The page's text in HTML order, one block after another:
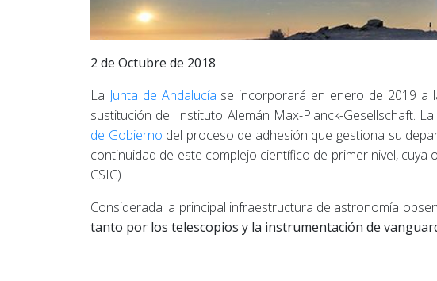
2 de Octubre de 2018
La Junta de Andalucía se incorporará en enero de 2019 a
sustitución del Instituto Alemán Max-Planck-Gesellschaft.
de Gobierno del proceso de adhesión que gestiona su
continuidad de este complejo científico de primer nivel,
CSIC)
Considerada la principal infraestructura de astronomía
tanto por los telescopios y la instrumentación de